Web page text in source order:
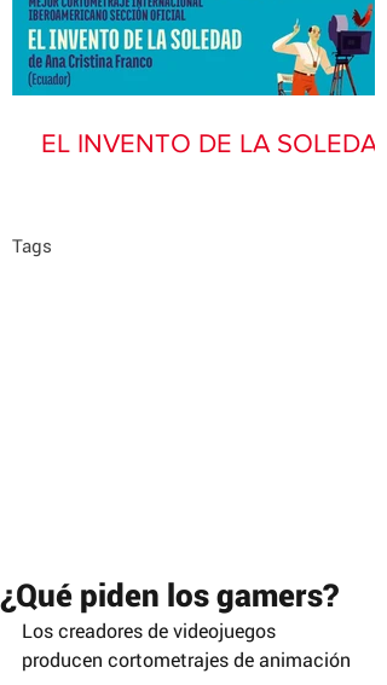
EL INVENTO DE LA SOLEDAD
Tags
¿Qué piden los gamers?
Los creadores de videojuegos
producen cortometrajes de animación